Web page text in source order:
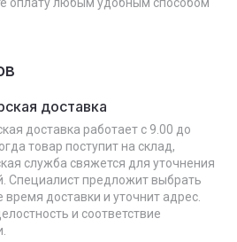
доставка
доставка работает с 9.00 до
товар поступит на склад,
служба свяжется для уточнения
Специалист предложит выбрать
время доставки и уточнит адрес.
и соответствие